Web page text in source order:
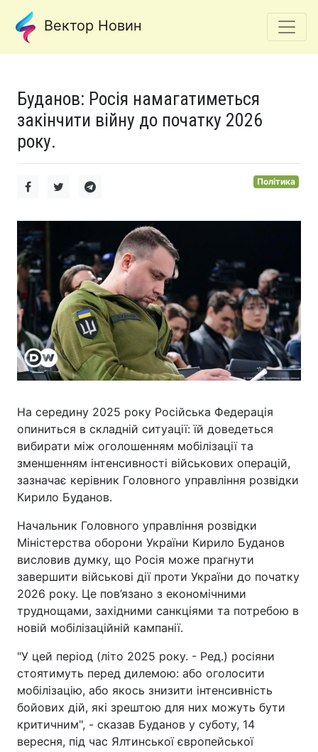
Вектор Новин
Буданов: Росія намагатиметься
закінчити війну до початку 2026
року.
Політика
На середину 2025 року Російська Федерація
опиниться в складній ситуації: їй доведеться
вибирати між оголошенням мобілізації та
зменшенням інтенсивності військових операцій,
зазначає керівник Головного управління розвідки
Кирило Буданов.
Начальник Головного управління розвідки
Міністерства оборони України Кирило Буданов
висловив думку, що Росія може прагнути
завершити військові дії проти України до початку
2026 року. Це пов’язано з економічними
труднощами, західними санкціями та потребою в
новій мобілізаційній кампанії.
"У цей період (літо 2025 року. - Ред.) росіяни
стоятимуть перед дилемою: або оголосити
мобілізацію, або якось знизити інтенсивність
бойових дій, які зрештою для них можуть бути
критичним", - сказав Буданов у суботу, 14
вересня, під час Ялтинської європейської